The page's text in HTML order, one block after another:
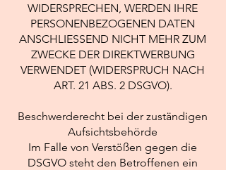
WIDERSPRECHEN, WERDEN IHRE
PERSONENBEZOGENEN DATEN
ANSCHLIESSEND NICHT MEHR ZUM
ZWECKE DER DIREKTWERBUNG
VERWENDET (WIDERSPRUCH NACH
ART. 21 ABS. 2 DSGVO).
Beschwerderecht bei der zuständigen
Aufsichtsbehörde
Im Falle von Verstößen gegen die
DSGVO steht den Betroffenen ein